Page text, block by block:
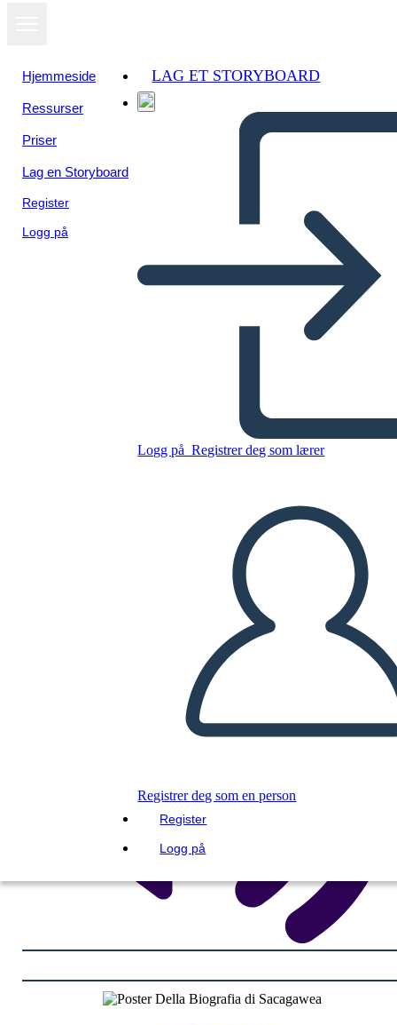
Hjemmeside
Ressurser
Priser
Lag en Storyboard
Register
Logg på
LAG ET STORYBOARD
Logg på Registrer deg som lærer
Registrer deg som en person
Register
Logg på
Sacagawea
LAGE ET STORYBOARD
SPILLE AV LYSBILDEFREMVISNING
LES FOR MEG